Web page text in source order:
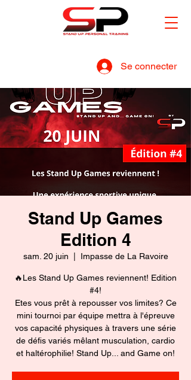
Se connecter
Stand Up Games
Edition 4
sam. 20 juin Impasse de La Ravoire
🔥Les Stand Up Games reviennent! Edition
#4!
Etes vous prêt à repousser vos limites? Ce
mini tournoi par équipe mettra à l'épreuve
vos capacité physiques à travers une série
de défis variés mêlant musculation, cardio
et haltérophilie! Stand Up... and Game on!